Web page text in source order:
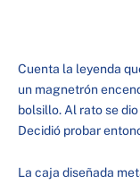
Cuenta la leyenda
un magnetrón
bolsillo. Al rato se
Decidió probar
La caja diseñada